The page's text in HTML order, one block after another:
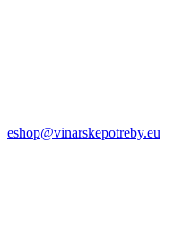
eshop@vinarskepotreby.eu